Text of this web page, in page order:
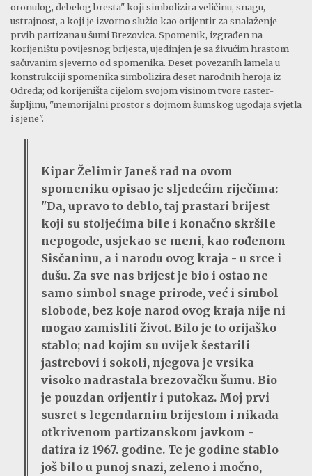
oronulog, debelog bresta" koji simbolizira veličinu, snagu,
ustrajnost, a koji je izvorno služio kao orijentir za snalaženje
prvih partizana u šumi Brezovica. Spomenik, izgrađen na
korijeništu povijesnog brijesta, ujedinjen je sa živućim hrastom
sačuvanim sjeverno od spomenika. Deset povezanih lamela u
konstrukciji spomenika simbolizira deset narodnih heroja iz
Odreda; od korijeništa cijelom svojom visinom tvore raster-
šupljinu, "memorijalni prostor s dojmom šumskog ugođaja svjetla
i sjene".
Kipar Želimir Janeš rad na ovom
spomeniku opisao je sljedećim riječima:
"Da, upravo to deblo, taj prastari brijest
koji su stoljećima bile i konačno skršile
nepogode, usjekao se meni, kao rođenom
Sisčaninu, a i narodu ovog kraja - u srce i
dušu. Za sve nas brijest je bio i ostao ne
samo simbol snage prirode, već i simbol
slobode, bez koje narod ovog kraja nije ni
mogao zamisliti život. Bilo je to orijaško
stablo; nad kojim su uvijek šestarili
jastrebovi i sokoli, njegova je vrsika
visoko nadrastala brezovačku šumu. Bio
je pouzdan orijentir i putokaz. Moj prvi
susret s legendarnim brijestom i nikada
otkrivenom partizanskom javkom -
datira iz 1967. godine. Te je godine stablo
još bilo u punoj snazi, zeleno i močno,